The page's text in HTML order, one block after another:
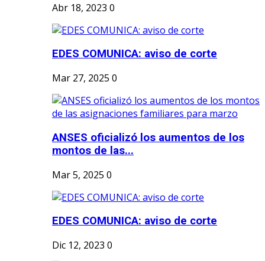
Abr 18, 2023 0
EDES COMUNICA: aviso de corte
Mar 27, 2025 0
ANSES oficializó los aumentos de los
montos de las...
Mar 5, 2025 0
EDES COMUNICA: aviso de corte
Dic 12, 2023 0